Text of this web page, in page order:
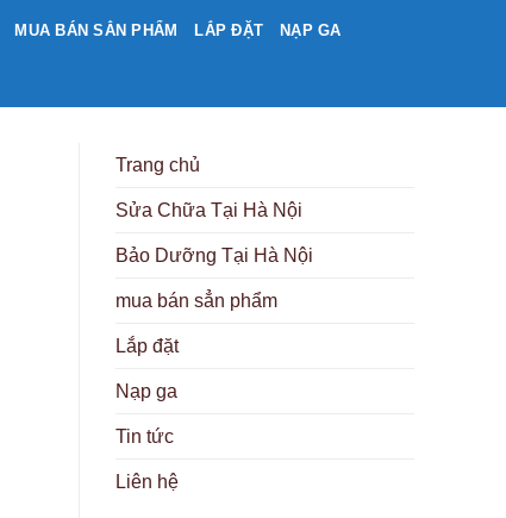
MUA BÁN SẲN PHẨM LẮP ĐẶT NẠP GA
Trang chủ
Sửa Chữa Tại Hà Nội
Bảo Dưỡng Tại Hà Nội
mua bán sẳn phẩm
Lắp đặt
Nạp ga
Tin tức
Liên hệ